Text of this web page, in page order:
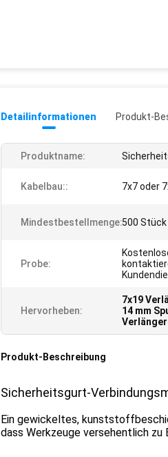
Detailinformationen Produkt-
Produktname:
Kabelbau:: 7x7 oder
Mindestbestellmenge:500 Stück
Probe:
Hervorheben:
7x19
14 mm
Produkt-Beschreibung
Sicherheitsgurt-
Ein gewickeltes,
dass Werkzeuge versehentlich zu